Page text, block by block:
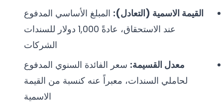
القيمة الاسمية (التعادل): المبلغ الأساسي المدفوع
عند الاستحقاق، عادةً 1,000 دولار للسندات
الشركات
معدل القسيمة: سعر الفائدة السنوي المدفوع
لحاملي السندات، معبراً عنه كنسبة من القيمة
الاسمية